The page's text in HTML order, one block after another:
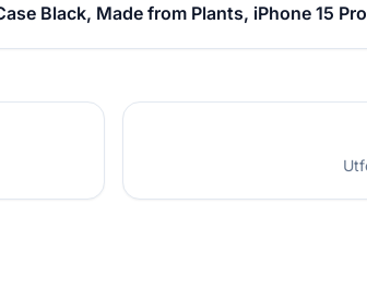
Black, Made from Plants, iPhone 15